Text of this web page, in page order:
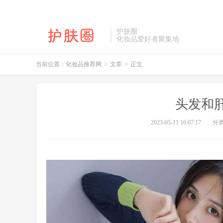
护肤圈
化妆品爱好者聚集地
当前位置： 化妆品推荐网 > 文章 > 正文
头发和
2023-05-11 16:07:17 分